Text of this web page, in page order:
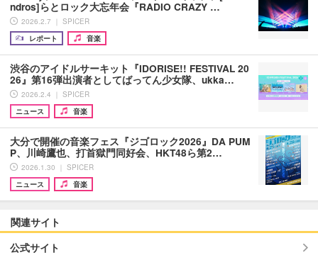
ndros]らとロック大忘年会『RADIO CRAZY …
2026.2.7 ｜ SPICER
レポート
音楽
渋谷のアイドルサーキット『IDORISE!! FESTIVAL 20
26』第16弾出演者としてばってん少女隊、ukka…
2026.2.4 ｜ SPICER
ニュース
音楽
大分で開催の音楽フェス『ジゴロック2026』DA PUM
P、川崎鷹也、打首獄門同好会、HKT48ら第2…
2026.1.30 ｜ SPICER
ニュース
音楽
関連サイト
公式サイト